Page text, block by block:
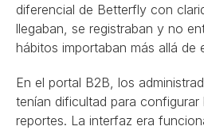
diferencial de Betterfly con
llegaban, se registraban y no
hábitos importaban más allá de
En el portal B2B, los
tenían dificultad para
reportes. La interfaz era